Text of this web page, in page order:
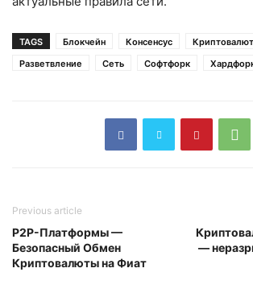
TAGS Блокчейн Консенсус
Разветвление
Сеть Софтфорк
Previous article
P2P-Платформы —
Безопасный Обмен
Криптовалюты на Фиат
—